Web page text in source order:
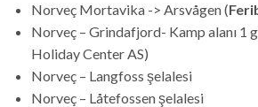
Norveç Mortavika -> Arsvågen (
Norveç – Grindafjord- Kamp alanı 1
Holiday Center AS)
Norveç – Langfoss şelalesi
Norveç – Låtefossen şelalesi